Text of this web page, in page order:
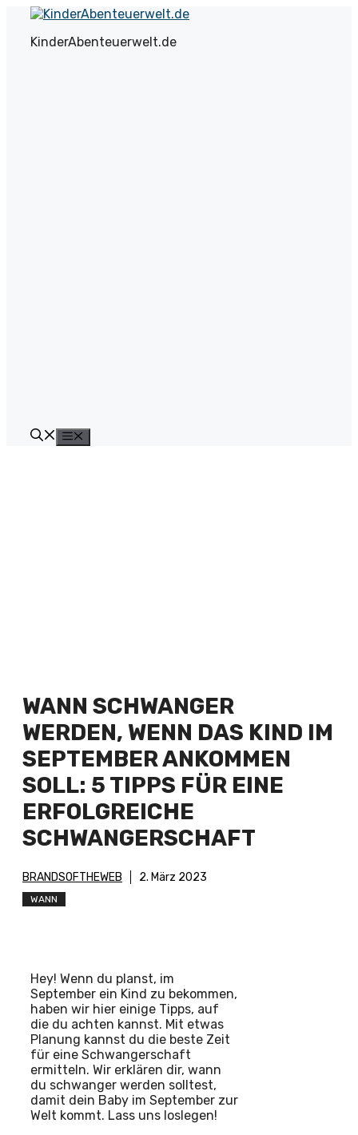
Zum
springen
KinderAbenteuerwelt.de
WANN SCHWANGER
WERDEN, WENN DAS KIND IM
SEPTEMBER ANKOMMEN
SOLL: 5 TIPPS FÜR EINE
ERFOLGREICHE
SCHWANGERSCHAFT
BRANDSOFTHEWEB 2. März 2023
WANN
Hey! Wenn du planst, im
September ein Kind zu bekommen,
haben wir hier einige Tipps, auf
die du achten kannst. Mit etwas
Planung kannst du die beste Zeit
für eine Schwangerschaft
ermitteln. Wir erklären dir, wann
du schwanger werden solltest,
damit dein Baby im September zur
Welt kommt. Lass uns loslegen!